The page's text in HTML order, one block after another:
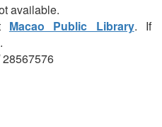
available.
Macao Public Library. If